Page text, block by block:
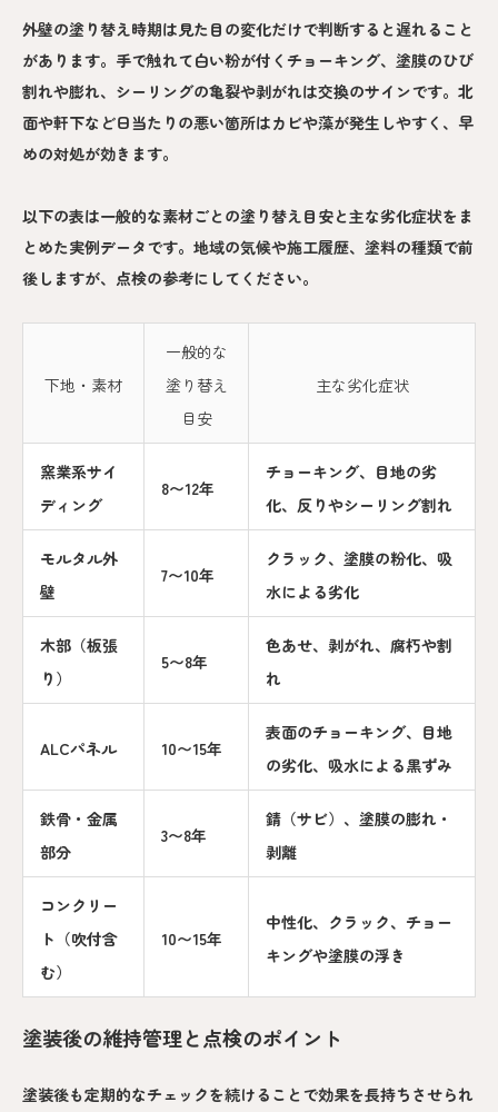
外壁の塗り替え時期は見た目の変化だけで判断すると遅れること
があります。手で触れて白い粉が付くチョーキング、塗膜のひび
割れや膨れ、シーリングの亀裂や剥がれは交換のサインです。北
面や軒下など日当たりの悪い箇所はカビや藻が発生しやすく、早
めの対処が効きます。
以下の表は一般的な素材ごとの塗り替え目安と主な劣化症状をま
とめた実例データです。地域の気候や施工履歴、塗料の種類で前
後しますが、点検の参考にしてください。
下地・素材
一般的な
塗り替え
目安
主な劣化症状
窯業系サイ
ディング
8〜12年
チョーキング、目地の劣
化、反りやシーリング割れ
モルタル外
壁
7〜10年
クラック、塗膜の粉化、吸
水による劣化
木部（板張
り）
5〜8年
色あせ、剥がれ、腐朽や割
れ
ALCパネル 10〜15年
表面のチョーキング、目地
の劣化、吸水による黒ずみ
鉄骨・金属
部分
3〜8年
錆（サビ）、塗膜の膨れ・
剥離
コンクリー
ト（吹付含
む）
10〜15年
中性化、クラック、チョー
キングや塗膜の浮き
塗装後の維持管理と点検のポイント
塗装後も定期的なチェックを続けることで効果を長持ちさせられ